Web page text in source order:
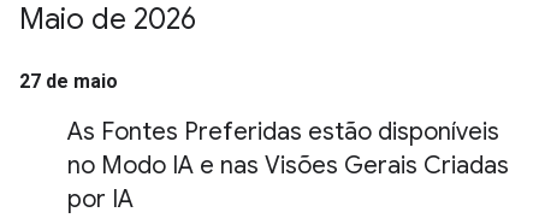
Maio de 2026
27 de maio
As Fontes Preferidas estão disponíveis
no Modo IA e nas Visões Gerais Criadas
por IA